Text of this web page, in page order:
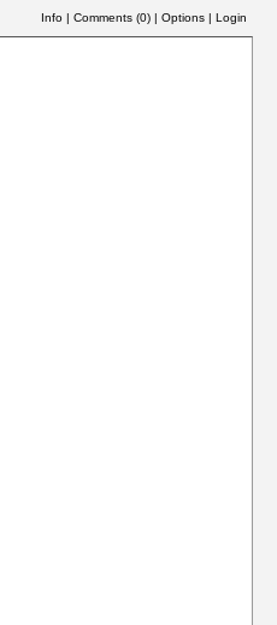
Info | Comments (0) | Options | Login